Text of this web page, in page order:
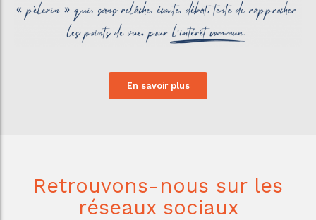
En savoir plus
Retrouvons-nous sur les
réseaux sociaux